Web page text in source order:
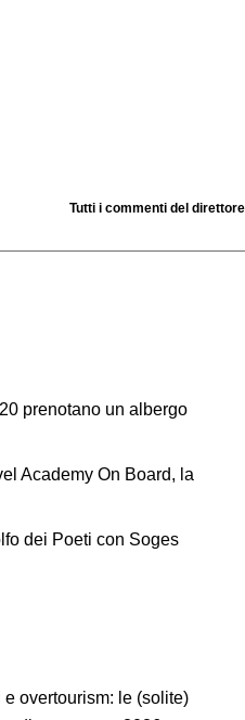
Tutti i commenti del direttore
prenotano un albergo
Academy On Board, la
dei Poeti con Soges
overtourism: le (solite)